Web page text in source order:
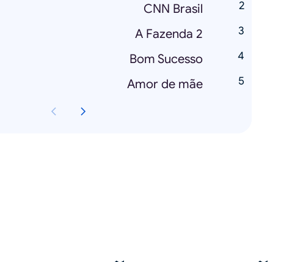
CNN Brasil
A Fazenda 2
Bom Sucesso
Amor de mãe